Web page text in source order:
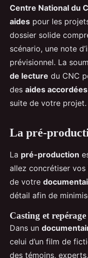
Centre National du
aides pour les
dossier solide
scénario, une note
prévisionnel. La
de lecture du CNC
des aides accordées
suite de votre projet.
La pré-
La pré-production
allez concrétiser
de votre
détail afin de
Casting et repérage
Dans un
celui d’un film de
des témoins,